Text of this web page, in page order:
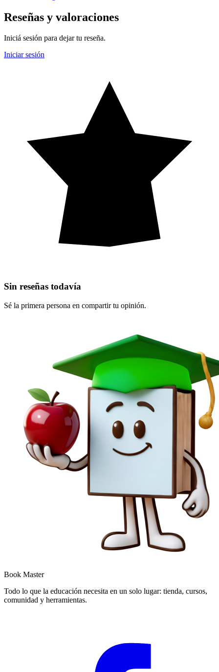
Reseñas y valoraciones
Iniciá sesión para dejar tu reseña.
Iniciar sesión
Sin reseñas todavía
Sé la primera persona en compartir tu opinión.
Book Master
Todo lo que la educación necesita en un solo lugar: tienda, cursos,
comunidad y herramientas.